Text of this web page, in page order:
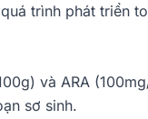
trình phát triển
và ARA
sơ sinh.